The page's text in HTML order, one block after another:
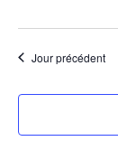
Jour précédent